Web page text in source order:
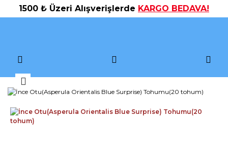
1500 ₺ Üzeri Alışverişlerde KARGO BEDAVA!